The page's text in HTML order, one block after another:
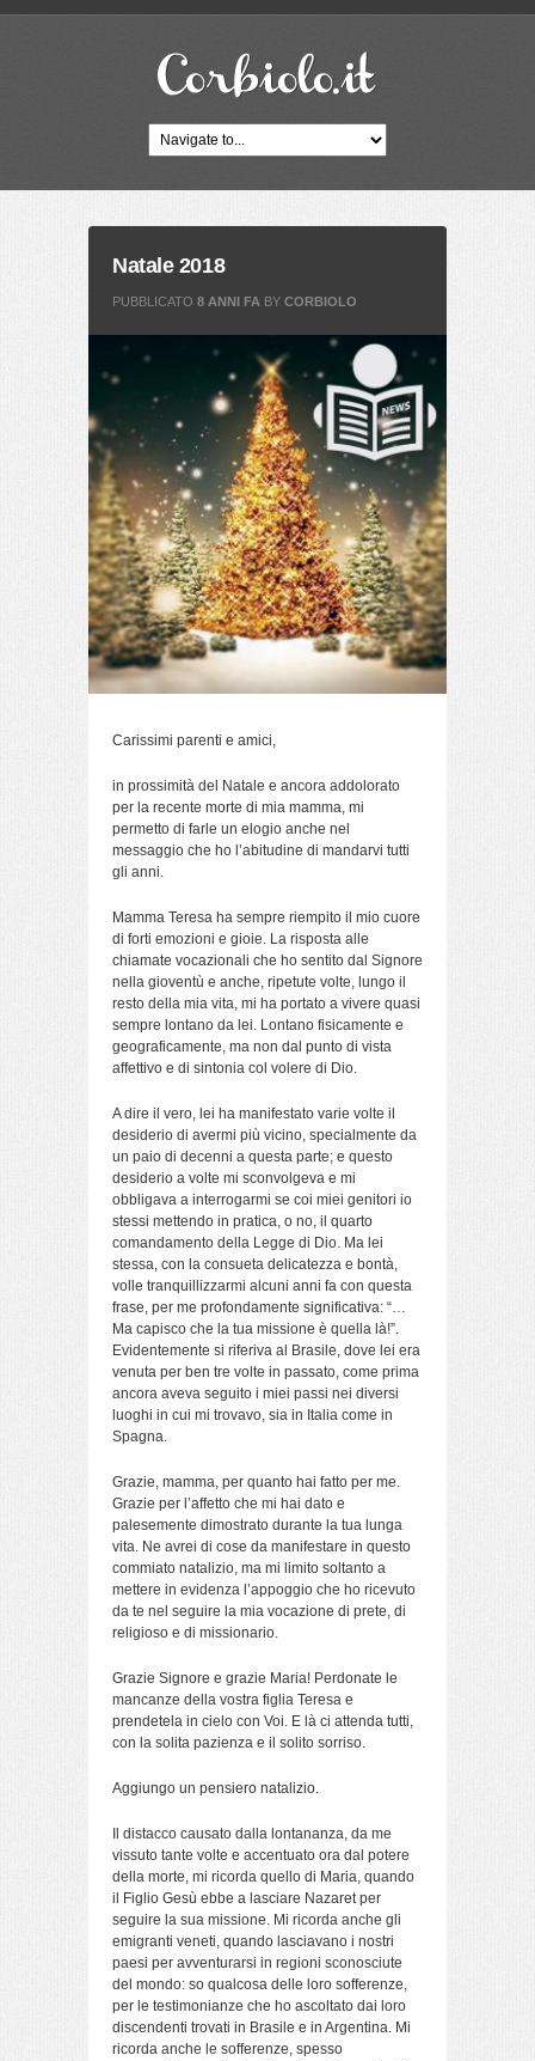
Natale 2018
PUBBLICATO 8 ANNI FA BY CORBIOLO
Carissimi parenti e amici,
in prossimità del Natale e ancora addolorato
per la recente morte di mia mamma, mi
permetto di farle un elogio anche nel
messaggio che ho l’abitudine di mandarvi tutti
gli anni.
Mamma Teresa ha sempre riempito il mio cuore
di forti emozioni e gioie. La risposta alle
chiamate vocazionali che ho sentito dal Signore
nella gioventù e anche, ripetute volte, lungo il
resto della mia vita, mi ha portato a vivere quasi
sempre lontano da lei. Lontano fisicamente e
geograficamente, ma non dal punto di vista
affettivo e di sintonia col volere di Dio.
A dire il vero, lei ha manifestato varie volte il
desiderio di avermi più vicino, specialmente da
un paio di decenni a questa parte; e questo
desiderio a volte mi sconvolgeva e mi
obbligava a interrogarmi se coi miei genitori io
stessi mettendo in pratica, o no, il quarto
comandamento della Legge di Dio. Ma lei
stessa, con la consueta delicatezza e bontà,
volle tranquillizzarmi alcuni anni fa con questa
frase, per me profondamente significativa: “…
Ma capisco che la tua missione è quella là!”.
Evidentemente si riferiva al Brasile, dove lei era
venuta per ben tre volte in passato, come prima
ancora aveva seguito i miei passi nei diversi
luoghi in cui mi trovavo, sia in Italia come in
Spagna.
Grazie, mamma, per quanto hai fatto per me.
Grazie per l’affetto che mi hai dato e
palesemente dimostrato durante la tua lunga
vita. Ne avrei di cose da manifestare in questo
commiato natalizio, ma mi limito soltanto a
mettere in evidenza l’appoggio che ho ricevuto
da te nel seguire la mia vocazione di prete, di
religioso e di missionario.
Grazie Signore e grazie Maria! Perdonate le
mancanze della vostra figlia Teresa e
prendetela in cielo con Voi. E là ci attenda tutti,
con la solita pazienza e il solito sorriso.
Aggiungo un pensiero natalizio.
Il distacco causato dalla lontananza, da me
vissuto tante volte e accentuato ora dal potere
della morte, mi ricorda quello di Maria, quando
il Figlio Gesù ebbe a lasciare Nazaret per
seguire la sua missione. Mi ricorda anche gli
emigranti veneti, quando lasciavano i nostri
paesi per avventurarsi in regioni sconosciute
del mondo: so qualcosa delle loro sofferenze,
per le testimonianze che ho ascoltato dai loro
discendenti trovati in Brasile e in Argentina. Mi
ricorda anche le sofferenze, spesso